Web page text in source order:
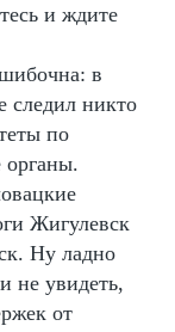
и ждите
в
следил никто
по
Жигулевск
Ну ладно
не увидеть,
от